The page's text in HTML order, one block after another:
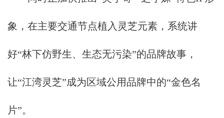
象，在主要交通节点植入灵芝元素，系统讲
好“林下仿野生、生态无污染”的品牌故事，
让“江湾灵芝”成为区域公用品牌中的“金色名
片”。